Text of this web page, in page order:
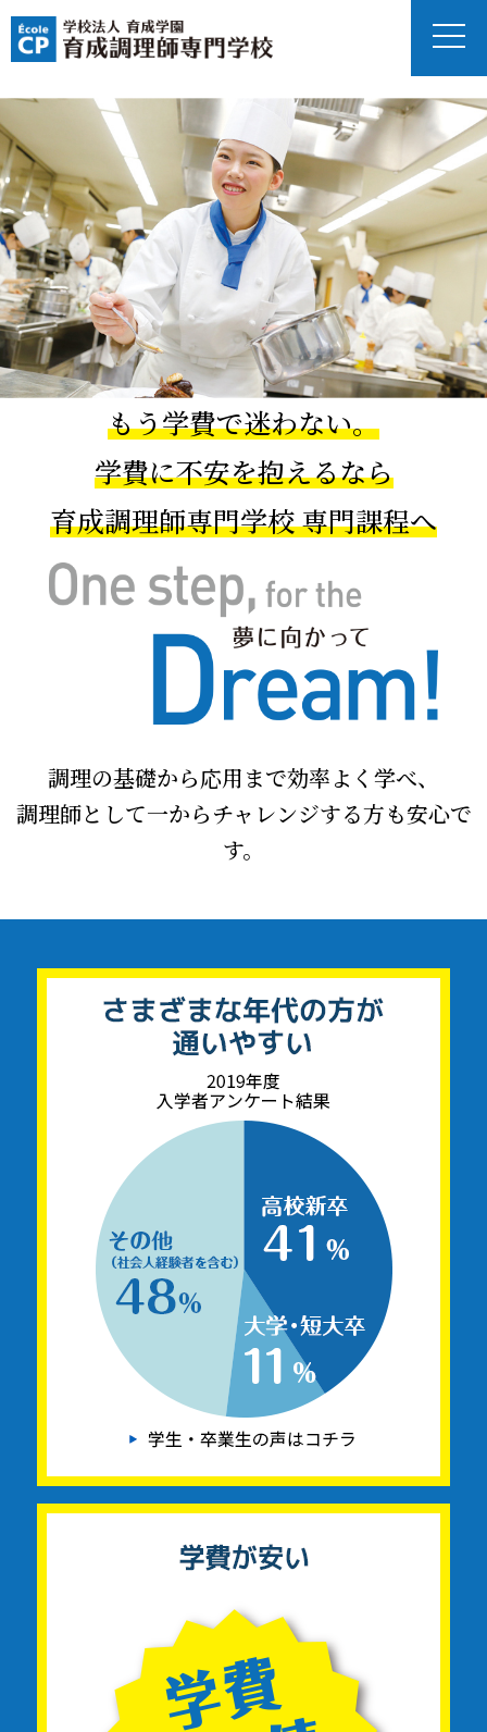
もう学費で迷わない。
学費に不安を抱えるなら
育成調理師専門学校 専門課程へ
調理の基礎から応用まで効率よく学べ、
調理師として一からチャレンジする方も安心で
す。